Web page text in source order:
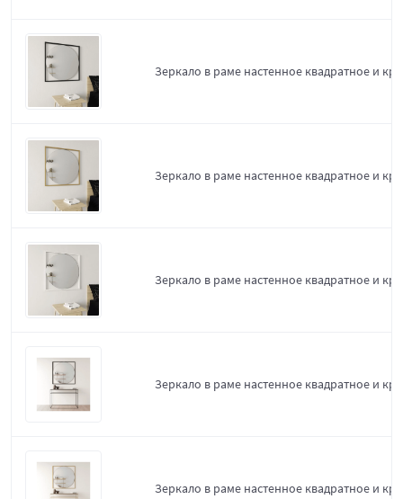
Зеркало в раме настенное квадратное и
Зеркало в раме настенное квадратное и
Зеркало в раме настенное квадратное и
Зеркало в раме настенное квадратное и
Зеркало в раме настенное квадратное и